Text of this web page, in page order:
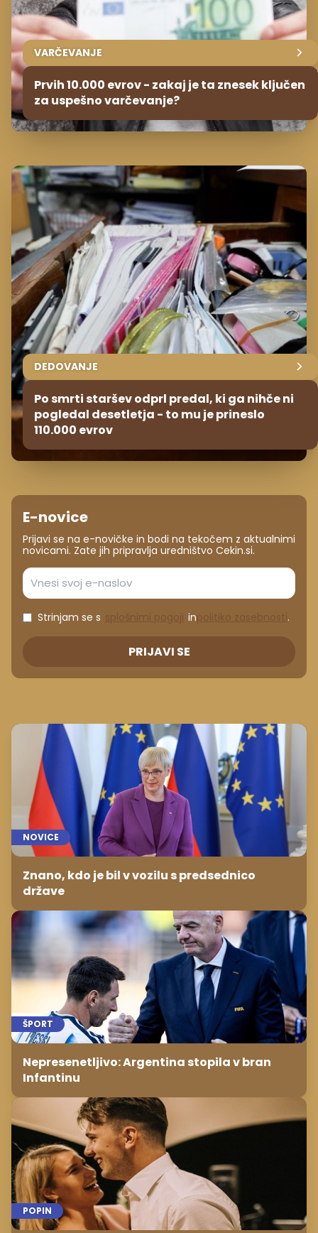
VARČEVANJE
Prvih 10.000 evrov - zakaj je ta znesek ključen
za uspešno varčevanje?
DEDOVANJE
Po smrti staršev odprl predal, ki ga nihče ni
pogledal desetletja - to mu je prineslo
110.000 evrov
E-novice
Prijavi se na e-novičke in bodi na tekočem z aktualnimi
novicami. Zate jih pripravlja uredništvo Cekin.si.
Strinjam se s in .
PRIJAVI SE
NOVICE
Znano, kdo je bil v vozilu s predsednico
države
ŠPORT
Nepresenetljivo: Argentina stopila v bran
Infantinu
POPIN